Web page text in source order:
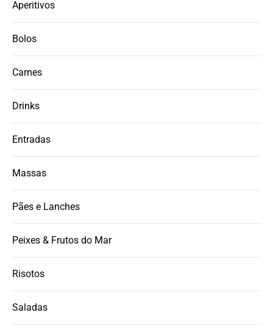
Aperitivos
Bolos
Carnes
Drinks
Entradas
Massas
Pães e Lanches
Peixes & Frutos do Mar
Risotos
Saladas